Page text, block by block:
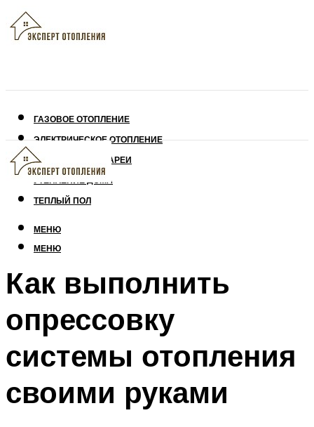
ГАЗОВОЕ ОТОПЛЕНИЕ
ЭЛЕКТРИЧЕСКОЕ ОТОПЛЕНИЕ
СОЛНЕЧНЫЕ БАТАРЕИ
УТЕПЛЕНИЕ ДОМА
ТЕПЛЫЙ ПОЛ
МЕНЮ
МЕНЮ
Как выполнить
опрессовку
системы отопления
своими руками